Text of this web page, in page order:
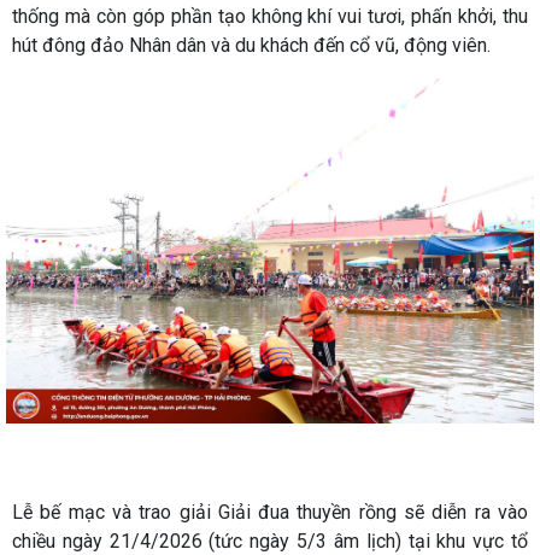
thống mà còn góp phần tạo không khí vui tươi, phấn khởi, thu
hút đông đảo Nhân dân và du khách đến cổ vũ, động viên.
Lễ bế mạc và trao giải Giải đua thuyền rồng sẽ diễn ra vào
chiều ngày 21/4/2026 (tức ngày 5/3 âm lịch) tại khu vực tổ